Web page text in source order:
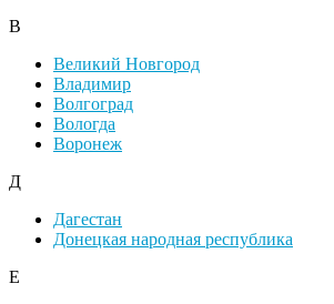
В
Великий Новгород
Владимир
Волгоград
Вологда
Воронеж
Д
Дагестан
Донецкая народная республика
Е